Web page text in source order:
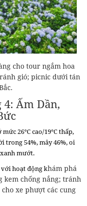
cho tour ngắm hoa
gió; picnic dưới tán
4: Ấm Dần,
mức26°C cao/19°C thấp,
trong 54%, mây 46%, oi
mướt.
hoạt động khám phá
kem chống nắng; tránh
xe phượt các cung